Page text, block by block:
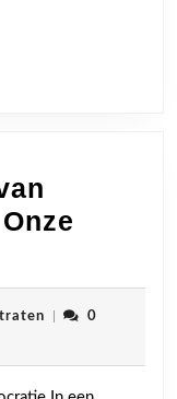
cdenvhoogstraten
0